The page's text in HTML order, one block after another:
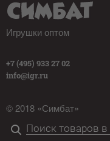
Игрушки оптом
+7 (495) 933 27 02
info@igr.ru
© 2018 «Симбат»